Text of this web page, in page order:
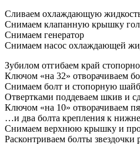
Сливаем охлаждающую
Снимаем клапанную крышку
Снимаем генератор
Снимаем насос охлаждающей
Зубилом отгибаем край
Ключом «на 32» отворачиваем
Снимаем болт и стопорную
Отвертками поддеваем шкив и
Ключом «на 10» отворачиваем
…и два болта крепления к
Снимаем верхнюю крышку и
Расконтриваем болты звездочки